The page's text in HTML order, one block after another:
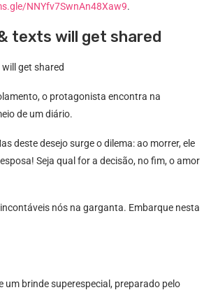
NNYfv7SwnAn48Xaw9.
texts will get shared
get shared
o protagonista encontra na
de um diário.
deste desejo surge o dilema: ao morrer, ele
Seja qual for a decisão, no fim, o amor
nós na garganta. Embarque nesta
um brinde superespecial, preparado pelo